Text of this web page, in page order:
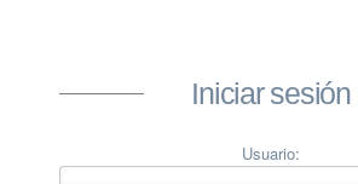
Iniciar sesión
Usuario: